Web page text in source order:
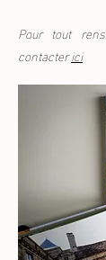
Pour tout
contacterici